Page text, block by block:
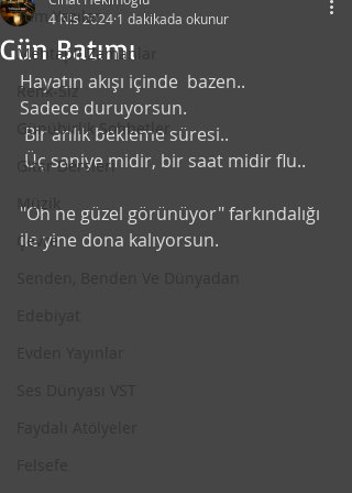
Tüm Yazılar
Mehtaplı Zamanlar
Renk-Siz
Günübirlik Sohbetler
Gitar Dersleri
Müzik
Çevre
Gün Batımı
4 Nis 2024 1 dakikada okunur
Hayatın akışı içinde  bazen..
Sadece duruyorsun.
Bir anlık bekleme süresi..
Üç saniye midir, bir saat midir flu..
"Oh ne güzel görünüyor" farkındalığı
ile yine dona kalıyorsun.